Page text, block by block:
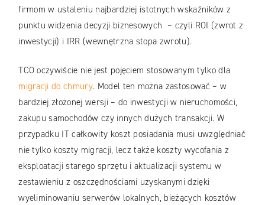
firmom w ustaleniu najbardziej istotnych wskaźników z
punktu widzenia decyzji biznesowych – czyli ROI (zwrot z
inwestycji) i IRR (wewnętrzna stopa zwrotu).
TCO oczywiście nie jest pojęciem stosowanym tylko dla
migracji do chmury. Model ten można zastosować – w
bardziej złożonej wersji – do inwestycji w nieruchomości,
zakupu samochodów czy innych dużych transakcji. W
przypadku IT całkowity koszt posiadania musi uwzględniać
nie tylko koszty migracji, lecz także koszty wycofania z
eksploatacji starego sprzętu i aktualizacji systemu w
zestawieniu z oszczędnościami uzyskanymi dzięki
wyeliminowaniu serwerów lokalnych, bieżących kosztów